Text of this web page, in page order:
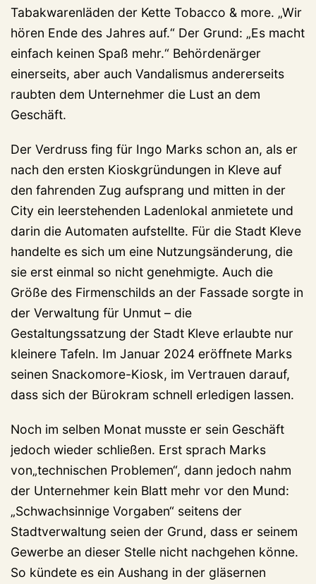
Tabakwarenläden der Kette Tobacco & more. „Wir
hören Ende des Jahres auf.“ Der Grund: „Es macht
einfach keinen Spaß mehr.“ Behördenärger
einerseits, aber auch Vandalismus andererseits
raubten dem Unternehmer die Lust an dem
Geschäft.
Der Verdruss fing für Ingo Marks schon an, als er
nach den ersten Kioskgründungen in Kleve auf
den fahrenden Zug aufsprang und mitten in der
City ein leerstehenden Ladenlokal anmietete und
darin die Automaten aufstellte. Für die Stadt Kleve
handelte es sich um eine Nutzungsänderung, die
sie erst einmal so nicht genehmigte. Auch die
Größe des Firmenschilds an der Fassade sorgte in
der Verwaltung für Unmut – die
Gestaltungssatzung der Stadt Kleve erlaubte nur
kleinere Tafeln. Im Januar 2024 eröffnete Marks
seinen Snackomore-Kiosk, im Vertrauen darauf,
dass sich der Bürokram schnell erledigen lassen.
Noch im selben Monat musste er sein Geschäft
jedoch wieder schließen. Erst sprach Marks
von„technischen Problemen“, dann jedoch nahm
der Unternehmer kein Blatt mehr vor den Mund:
„Schwachsinnige Vorgaben“ seitens der
Stadtverwaltung seien der Grund, dass er seinem
Gewerbe an dieser Stelle nicht nachgehen könne.
So kündete es ein Aushang in der gläsernen